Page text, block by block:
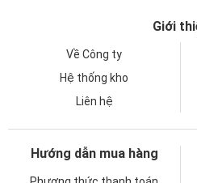
Giới
Về Công ty
Hệ thống kho
Liên hệ
Hướng dẫn mua hàng